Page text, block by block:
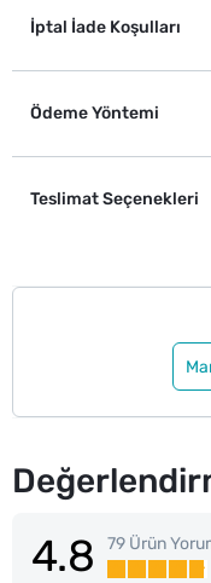
İptal İade Koşulları
Ödeme Yöntemi
Teslimat Seçenekleri
4.8 79 Ürün